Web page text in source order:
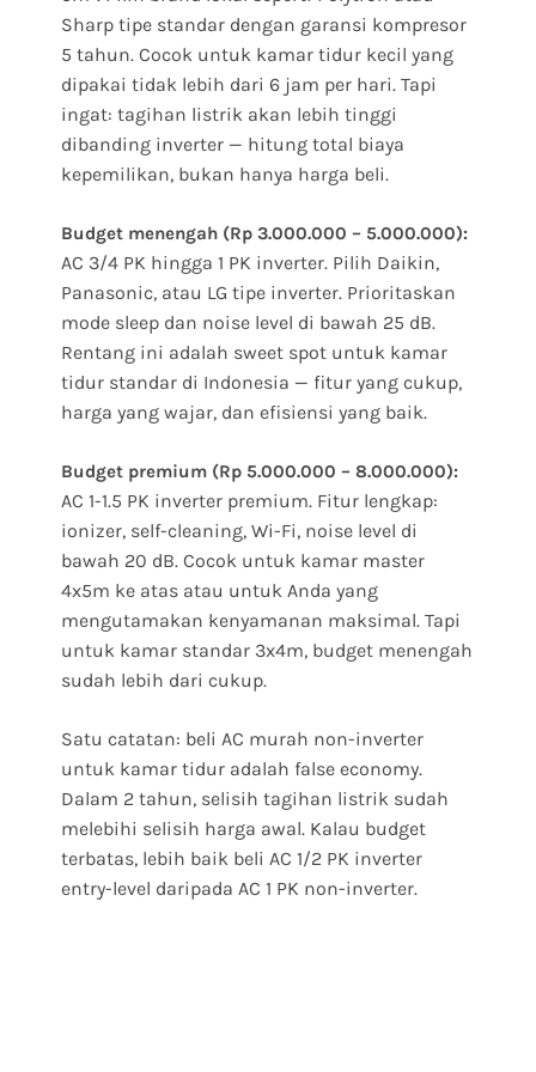
Sharp tipe standar dengan garansi kompresor
5 tahun. Cocok untuk kamar tidur kecil yang
dipakai tidak lebih dari 6 jam per hari. Tapi
ingat: tagihan listrik akan lebih tinggi
dibanding inverter — hitung total biaya
kepemilikan, bukan hanya harga beli.
Budget menengah (Rp 3.000.000 – 5.000.000):
AC 3/4 PK hingga 1 PK inverter. Pilih Daikin,
Panasonic, atau LG tipe inverter. Prioritaskan
mode sleep dan noise level di bawah 25 dB.
Rentang ini adalah sweet spot untuk kamar
tidur standar di Indonesia — fitur yang cukup,
harga yang wajar, dan efisiensi yang baik.
Budget premium (Rp 5.000.000 – 8.000.000):
AC 1-1.5 PK inverter premium. Fitur lengkap:
ionizer, self-cleaning, Wi-Fi, noise level di
bawah 20 dB. Cocok untuk kamar master
4x5m ke atas atau untuk Anda yang
mengutamakan kenyamanan maksimal. Tapi
untuk kamar standar 3x4m, budget menengah
sudah lebih dari cukup.
Satu catatan: beli AC murah non-inverter
untuk kamar tidur adalah false economy.
Dalam 2 tahun, selisih tagihan listrik sudah
melebihi selisih harga awal. Kalau budget
terbatas, lebih baik beli AC 1/2 PK inverter
entry-level daripada AC 1 PK non-inverter.